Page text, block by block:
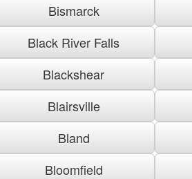
Bismarck
Black River Falls
Blackshear
Blairsville
Bland
Bloomfield